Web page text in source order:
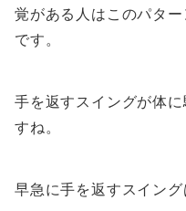
覚がある人はこのパタ
です。
手を返すスイングが体
すね。
早急に手を返すスイング